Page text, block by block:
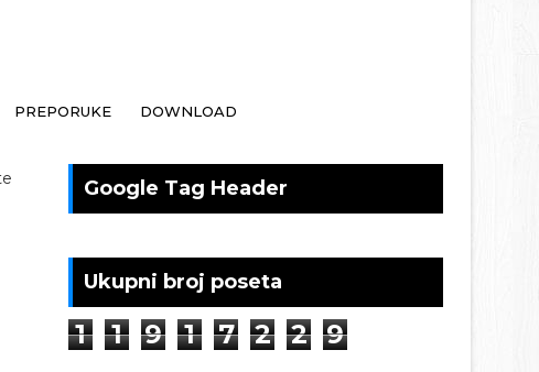
PREPORUKE DOWNLOAD
Google Tag Header
Ukupni broj poseta
1 1 9 1 7 2 2 9